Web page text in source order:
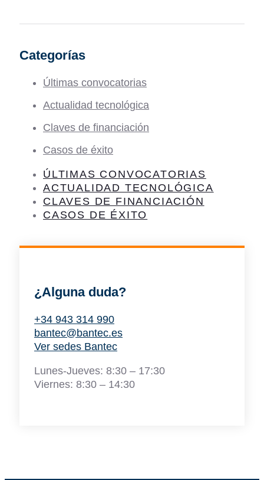
Categorías
Últimas convocatorias
Actualidad tecnológica
Claves de financiación
Casos de éxito
ÚLTIMAS CONVOCATORIAS
ACTUALIDAD TECNOLÓGICA
CLAVES DE FINANCIACIÓN
CASOS DE ÉXITO
¿Alguna duda?
+34 943 314 990
bantec@bantec.es
Ver sedes Bantec
Lunes-Jueves: 8:30 – 17:30
Viernes: 8:30 – 14:30